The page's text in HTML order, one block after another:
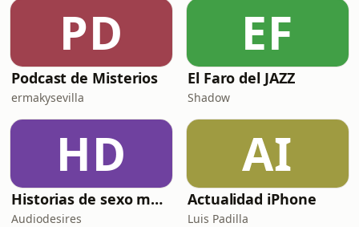
PD
Podcast de Misterios
ermakysevilla
EF
El Faro del JAZZ
Shadow
HD
Historias de sexo muy intensas y calientes
Audiodesires
AI
Actualidad iPhone
Luis Padilla